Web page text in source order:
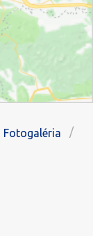
Fotogaléria
/